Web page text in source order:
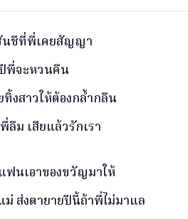
นชีที่พี่เคยสัญญา
พี่จะหวนคืน
งสาวให้ต้องกล้ำกลืน
ม เสียแล้วรักเรา
ฟนเอาของขวัญมาให้
ม่ ส่งตายายปีนี้ถ้าพี่ไม่มาแล